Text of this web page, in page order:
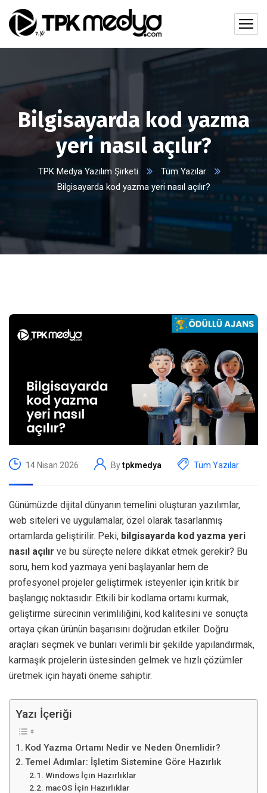
Bilgisayarda kod yazma
yeri nasıl açılır?
TPK Medya Yazılım Şirketi
Tüm Yazılar
Bilgisayarda kod yazma yeri nasıl açılır?
14 Nisan 2026 Bytpkmedya Tüm Yazılar
Günümüzde dijital dünyanın temelini oluşturan yazılımlar,
web siteleri ve uygulamalar, özel olarak tasarlanmış
ortamlarda geliştirilir. Peki, bilgisayarda kod yazma yeri
nasıl açılır ve bu süreçte nelere dikkat etmek gerekir? Bu
soru, hem kod yazmaya yeni başlayanlar hem de
profesyonel projeler geliştirmek isteyenler için kritik bir
başlangıç noktasıdır. Etkili bir kodlama ortamı kurmak,
geliştirme sürecinin verimliliğini, kod kalitesini ve sonuçta
ortaya çıkan ürünün başarısını doğrudan etkiler. Doğru
araçları seçmek ve bunları verimli bir şekilde yapılandırmak,
karmaşık projelerin üstesinden gelmek ve hızlı çözümler
üretmek için hayati öneme sahiptir.
Yazı İçeriği
Kod Yazma Ortamı Nedir ve Neden Önemlidir?
Temel Adımlar: İşletim Sistemine Göre Hazırlık
Windows İçin Hazırlıklar
macOS İçin Hazırlıklar